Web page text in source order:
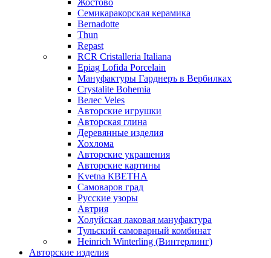
Жостово
Семикаракорская керамика
Bernadotte
Thun
Repast
RCR Cristalleria Italiana
Epiag Lofida Porcelain
Мануфактуры Гарднеръ в Вербилках
Crystalite Bohemia
Велес Veles
Авторские игрушки
Авторская глина
Деревянные изделия
Хохлома
Авторские украшения
Авторские картины
Kvetna КВЕТНА
Самоваров град
Русские узоры
Автрия
Холуйская лаковая мануфактура
Тульский самоварный комбинат
Heinrich Winterling (Винтерлинг)
Авторские изделия